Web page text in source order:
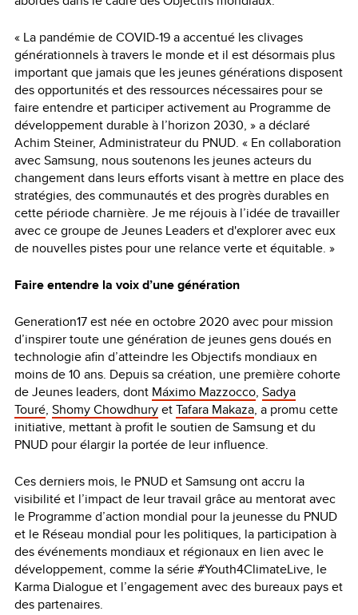
« La pandémie de COVID-19 a accentué les clivages
générationnels à travers le monde et il est désormais plus
important que jamais que les jeunes générations disposent
des opportunités et des ressources nécessaires pour se
faire entendre et participer activement au Programme de
développement durable à l’horizon 2030, » a déclaré
Achim Steiner, Administrateur du PNUD. « En collaboration
avec Samsung, nous soutenons les jeunes acteurs du
changement dans leurs efforts visant à mettre en place des
stratégies, des communautés et des progrès durables en
cette période charnière. Je me réjouis à l’idée de travailler
avec ce groupe de Jeunes Leaders et d'explorer avec eux
de nouvelles pistes pour une relance verte et équitable. »
Faire entendre la voix d’une génération
Generation17 est née en octobre 2020 avec pour mission
d’inspirer toute une génération de jeunes gens doués en
technologie afin d’atteindre les Objectifs mondiaux en
moins de 10 ans. Depuis sa création, une première cohorte
de Jeunes leaders, dont Máximo Mazzocco, Sadya
Touré, Shomy ChowdhuryetTafara Makaza, a promu cette
initiative, mettant à profit le soutien de Samsung et du
PNUD pour élargir la portée de leur influence.
Ces derniers mois, le PNUD et Samsung ont accru la
visibilité et l’impact de leur travail grâce au mentorat avec
le Programme d’action mondial pour la jeunesse du PNUD
et le Réseau mondial pour les politiques, la participation à
des événements mondiaux et régionaux en lien avec le
développement, comme la série #Youth4ClimateLive, le
Karma Dialogue et l’engagement avec des bureaux pays et
des partenaires.